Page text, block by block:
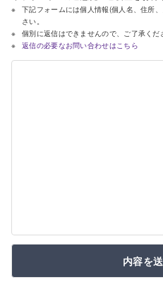
下記フォームには個人情報(個人名、住所
さい。
個別に返信はできませんので、ご了承くだ
返信の必要なお問い合わせはこちら
内容を